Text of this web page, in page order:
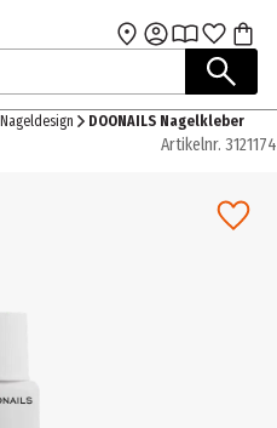
Zum Hauptinhalt
Nageldesign DOONAILS Nagelkleber
Artikelnr. 3121174